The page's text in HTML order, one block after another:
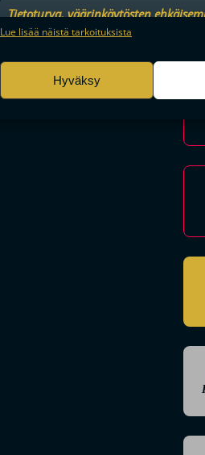
Tietoturva, väärinkäytösten
Mainonnan ja sisällön tekninen
Lue lisää näistä tarkoituksista
Hyväksy
Nico JonaesonJoona Rantala